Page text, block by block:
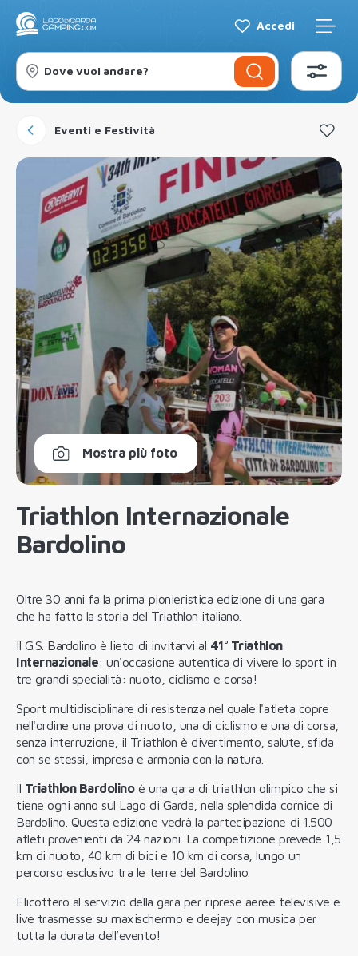
Accedi
Dove vuoi andare?
Eventi e Festività
Mostra più foto
Triathlon Internazionale
Bardolino
Oltre 30 anni fa la prima pionieristica edizione di una gara
che ha fatto la storia del Triathlon italiano.
Il G.S. Bardolino è lieto di invitarvi al 41° Triathlon
Internazionale: un'occasione autentica di vivere lo sport in
tre grandi specialità: nuoto, ciclismo e corsa!
Sport multidisciplinare di resistenza nel quale l'atleta copre
nell'ordine una prova di nuoto, una di ciclismo e una di corsa,
senza interruzione, il Triathlon è divertimento, salute, sfida
con se stessi, impresa e armonia con la natura.
Il Triathlon Bardolinoè una gara di triathlon olimpico che si
tiene ogni anno sul Lago di Garda, nella splendida cornice di
Bardolino. Questa edizione vedrà la partecipazione di 1.500
atleti provenienti da 24 nazioni. La competizione prevede 1,5
km di nuoto, 40 km di bici e 10 km di corsa, lungo un
percorso esclusivo tra le terre del Bardolino.
Elicottero al servizio della gara per riprese aeree televisive e
live trasmesse su maxischermo e deejay con musica per
tutta la durata dell’evento!